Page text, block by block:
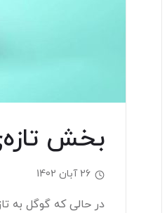
بخش
26 آبان 1402
در حالی که گوگل به